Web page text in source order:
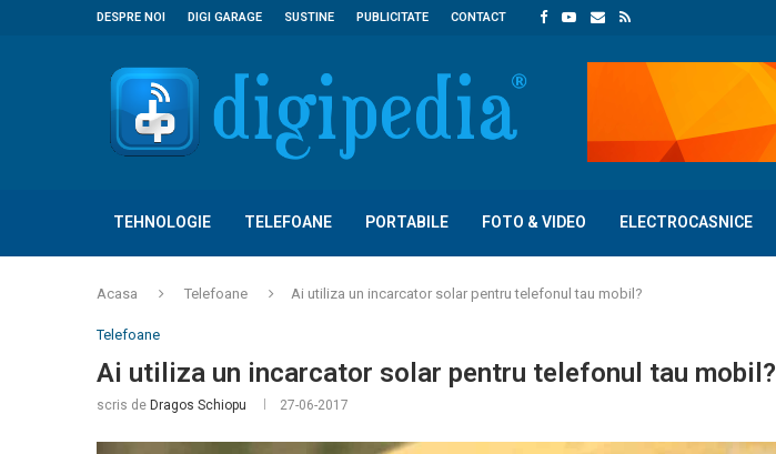
DESPRE NOI DIGI GARAGE SUSTINE PUBLICITATE CONTACT
TEHNOLOGIE TELEFOANE PORTABILE FOTO & VIDEO ELECTROCASNICE
Acasa Telefoane Ai utiliza un incarcator solar pentru telefonul tau mobil?
Telefoane
Ai utiliza un incarcator solar pentru telefonul tau mobil?
scris de Dragos Schiopu 27-06-2017